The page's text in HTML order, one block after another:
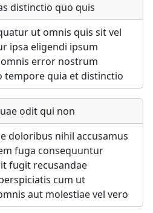
distinctio quo quis
ut omnis quis sit vel
ipsa eligendi ipsum
error nostrum
tempore quia et distinctio
odit qui non
doloribus nihil accusamus
fuga consequuntur
fugit recusandae
cum ut
aut molestiae vel vero